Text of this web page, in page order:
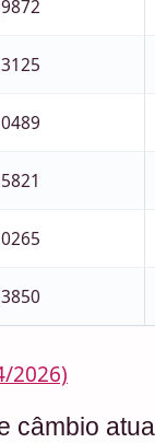
2026)
câmbio